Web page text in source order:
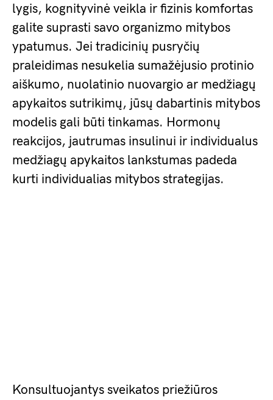
lygis, kognityvinė veikla ir fizinis komfortas
galite suprasti savo organizmo mitybos
ypatumus. Jei tradicinių pusryčių
praleidimas nesukelia sumažėjusio protinio
aiškumo, nuolatinio nuovargio ar medžiagų
apykaitos sutrikimų, jūsų dabartinis mitybos
modelis gali būti tinkamas. Hormonų
reakcijos, jautrumas insulinui ir individualus
medžiagų apykaitos lankstumas padeda
kurti individualias mitybos strategijas.
Konsultuojantys sveikatos priežiūros